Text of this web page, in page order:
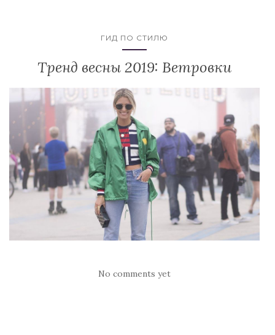
ГИД ПО СТИЛЮ
Тренд весны 2019: Ветровки
No comments yet